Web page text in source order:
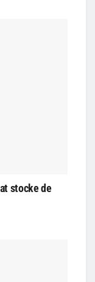
stocke de